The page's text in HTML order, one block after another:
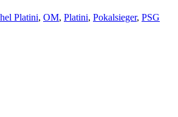
Platini, OM, Platini, Pokalsieger, PSG